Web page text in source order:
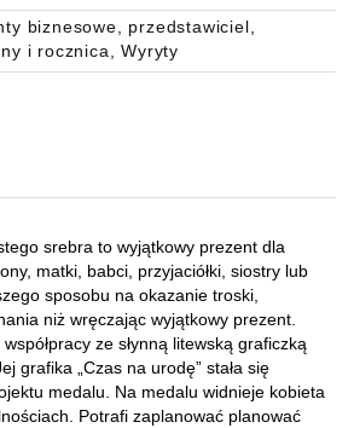
biznesowe, przedstawiciel,
i rocznica, Wyryty
srebra to wyjątkowy prezent dla
matki, babci, przyjaciółki, siostry lub
sposobu na okazanie troski,
niż wręczając wyjątkowy prezent.
ze słynną litewską graficzką
grafika „Czas na urodę” stała się
medalu. Na medalu widnieje kobieta
Potrafi zaplanować planować